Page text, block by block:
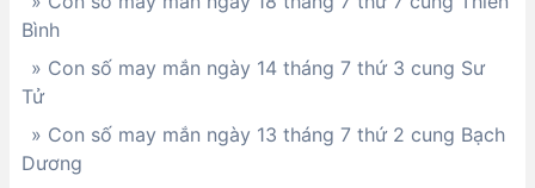
Bình
» Con số may mắn ngày 14 tháng 7 thứ 3 cung Sư
Tử
» Con số may mắn ngày 13 tháng 7 thứ 2 cung Bạch
Dương